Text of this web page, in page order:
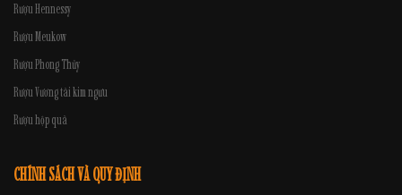
Rượu Hennessy
Rượu Meukow
Rượu Phong Thủy
Rượu Vương tài kim ngưu
Rượu hộp quà
CHÍNH SÁCH VÀ QUY ĐỊNH